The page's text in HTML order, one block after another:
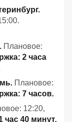
Плановое:
2 часа
Плановое:
7 часов.
12:20,
час 40 минут.